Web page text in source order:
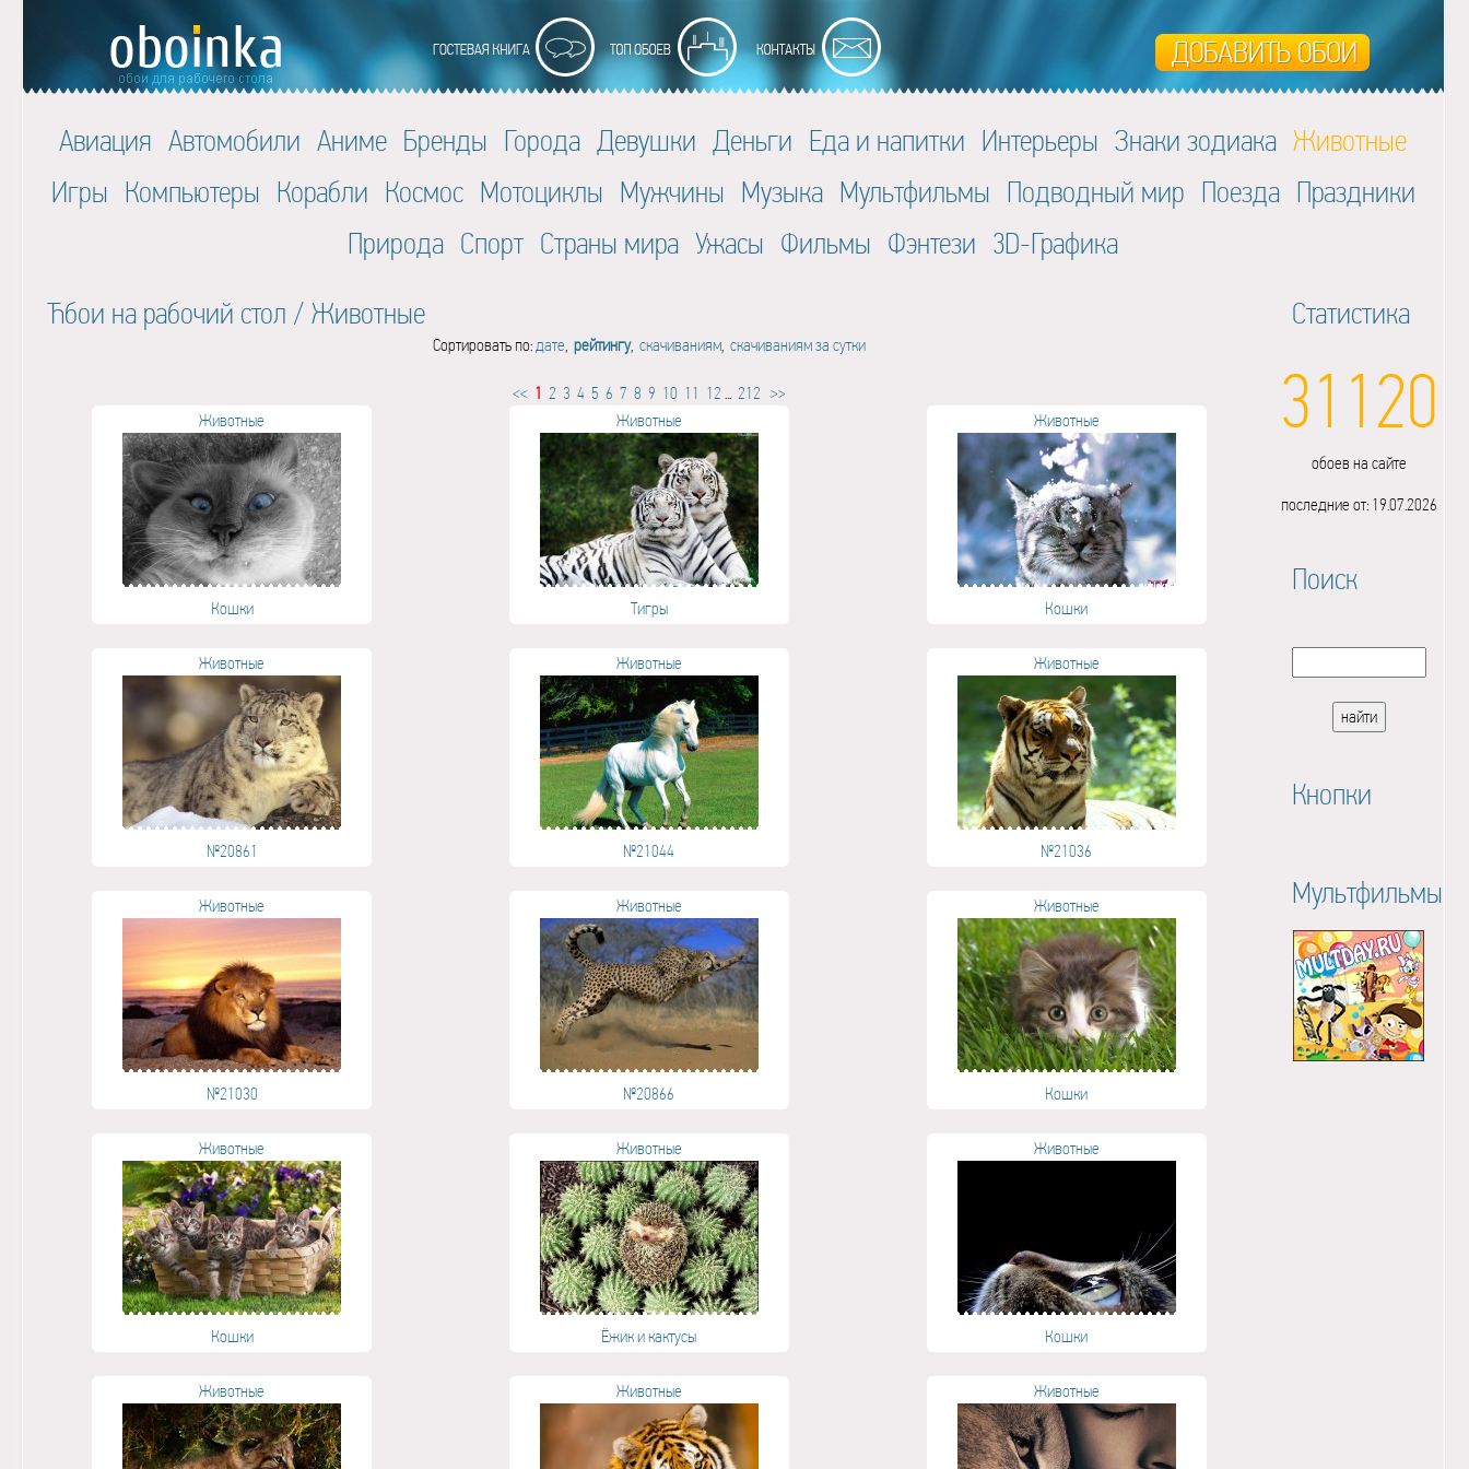
Авиация Автомобили Аниме Бренды Города Девушки Деньги Еда и напитки Интерьеры Знаки зодиака Животные
Игры Компьютеры Корабли Космос Мотоциклы Мужчины Музыка Мультфильмы Подводный мир Поезда Праздники
Природа Спорт Страны мира Ужасы Фильмы Фэнтези 3D-Графика
Ћбои на рабочий стол / Животные
Сортировать по:дате, рейтингу, скачиваниям, скачиваниям за сутки
<< 1 2 3 4 5 6 7 8 9 10 11 12 ... 212 >>
Животные
Кошки
Животные
Тигры
Животные
Кошки
Животные
№20861
Животные
№21044
Животные
№21036
Животные
№21030
Животные
№20866
Животные
Кошки
Животные
Кошки
Животные
Ёжик и кактусы
Животные
Кошки
Животные Животные Животные
Статистика
31120
обоев на сайте
последние от: 19.07.2026
Поиск
Кнопки
Мультфильмы